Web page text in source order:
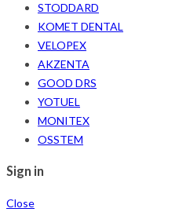
STODDARD
KOMET DENTAL
VELOPEX
AKZENTA
GOOD DRS
YOTUEL
MONITEX
OSSTEM
Sign in
Close